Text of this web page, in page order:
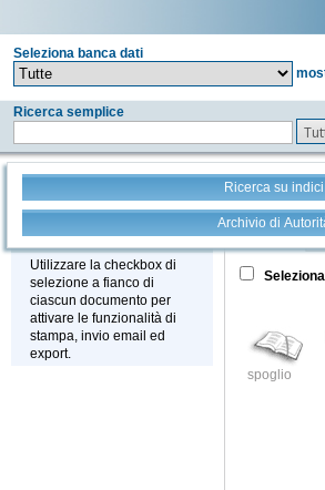
Seleziona banca dati
Ricerca semplice
Ricerca su indici
Archivio di
Stampa - Email - Export
Utilizzare la checkbox di
selezione a fianco di
ciascun documento per
attivare le funzionalità di
stampa, invio email ed
export.
Tutto
spoglio